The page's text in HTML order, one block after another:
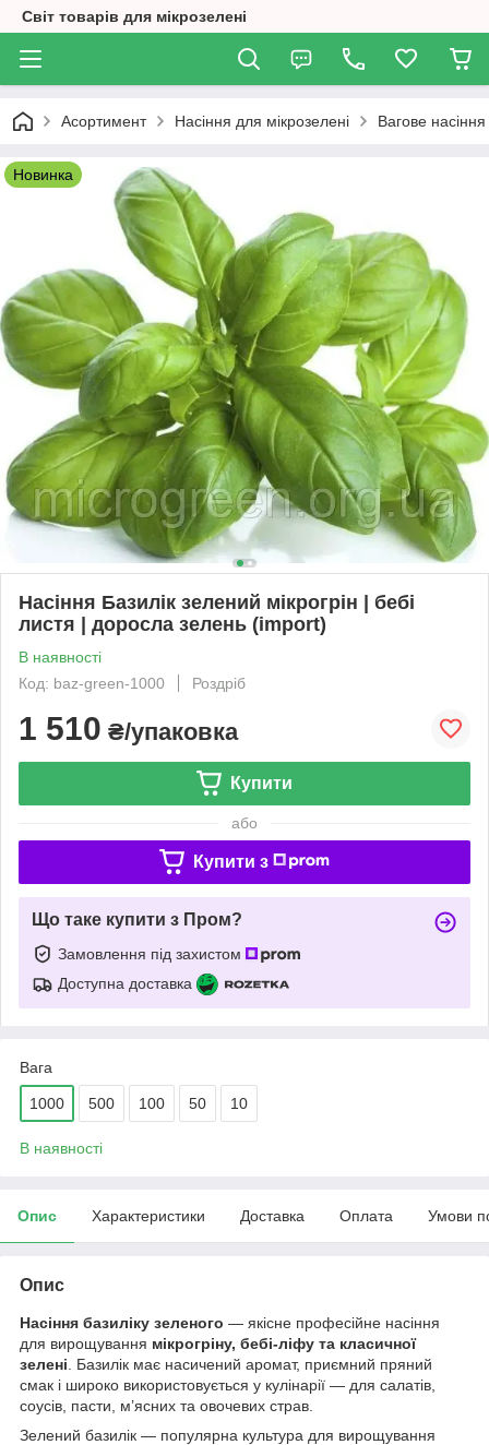
Світ товарів для мікрозелені
Асортимент Насіння для мікрозелені Вагове насіння
Новинка
Насіння Базилік зелений мікрогрін | бебі
листя | доросла зелень (import)
В наявності
Код: baz-green-1000
Роздріб
1 510 ₴/упаковка
Купити
або
Купити з
Що таке купити з Пром?
Замовлення під захистом
Доступна доставка
Вага
1000 500 100 50 10
В наявності
Опис Характеристики Доставка Оплата Умови
Опис
Насіння базиліку зеленого — якісне професійне насіння
для вирощування мікрогріну, бебі-ліфу та класичної
зелені . Базилік має насичений аромат, приємний пряний
смак і широко використовується у кулінарії — для салатів,
соусів, пасти, м’ясних та овочевих страв.
Зелений базилік — популярна культура для вирощування